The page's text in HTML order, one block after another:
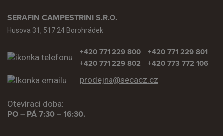
SERAFIN CAMPESTRINI S.R.O.
Husova 31, 517 24 Borohrádek
+420 771 229 800
+420 771 229 802
+420 771 229 801
+420 773 772 106
prodejna@secacz.cz
Otevírací doba:
PO – PÁ 7:30 – 16:30.